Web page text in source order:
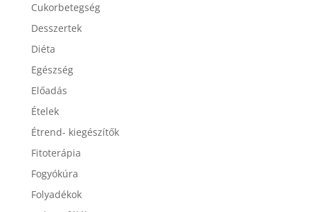
Cukorbetegség
Desszertek
Diéta
Egészség
Előadás
Ételek
Étrend- kiegészítők
Fitoterápia
Fogyókúra
Folyadékok